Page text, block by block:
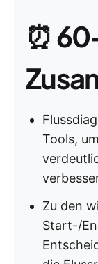
⏰
Tools,
Zu den
Start-/